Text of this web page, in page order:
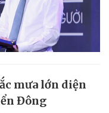
mưa lớn diện
Đông